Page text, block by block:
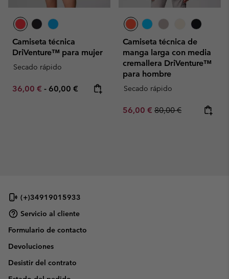
Camiseta técnica
DriVenture™ para mujer
Secado rápido
Minimum sale price:
36,00 € - Maximum price:
60,00 €
Camiseta técnica de
manga larga con media
cremallera DriVenture™
para hombre
Secado rápido
Sale price:
56,00 € Regular price:
80,00 €
(+)34919015933
Servicio al cliente
Formulario de contacto
Devoluciones
Desistir del contrato